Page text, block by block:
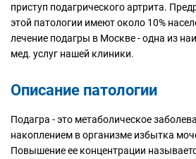
приступ подагрического артрита.
этой патологии имеют около 10%
лечение подагры в Москве - одна из
мед. услуг нашей клиники.
Описание патологии
Подагра - это метаболическое
накоплением в организме избытка
Повышение ее концентрации